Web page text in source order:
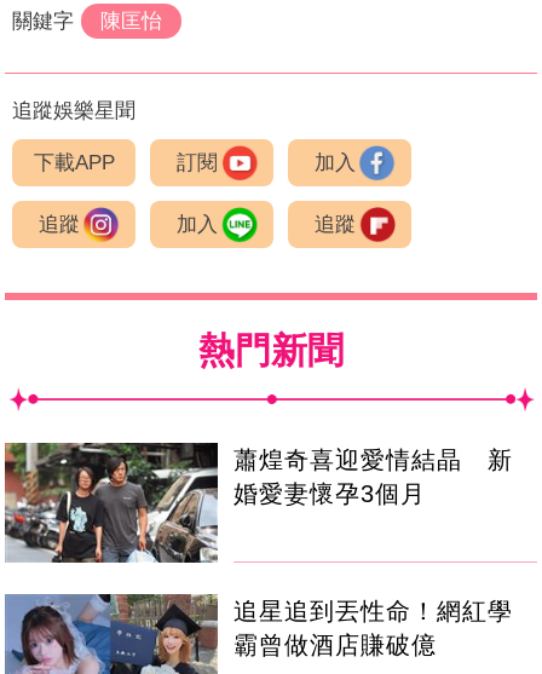
關鍵字 陳匡怡
追蹤娛樂星聞
下載APP 訂閱 加入
追蹤 加入 追蹤
熱門新聞
蕭煌奇喜迎愛情結晶 新
婚愛妻懷孕3個月
追星追到丟性命！網紅學
霸曾做酒店賺破億